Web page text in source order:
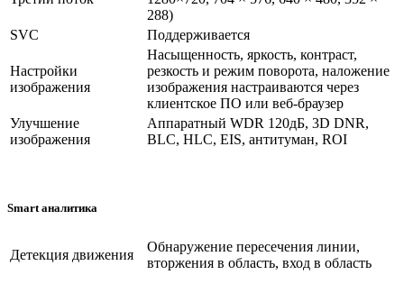
288)
SVC
Поддерживается
Настройки
изображения
Насыщенность, яркость, контраст,
резкость и режим поворота, наложение
изображения настраиваются через
клиентское ПО или веб-браузер
Улучшение
изображения
Аппаратный WDR 120дБ, 3D DNR,
BLC, HLC, EIS, антитуман, ROI
Smart аналитика
Детекция движения
Обнаружение пересечения линии,
вторжения в область, вход в область